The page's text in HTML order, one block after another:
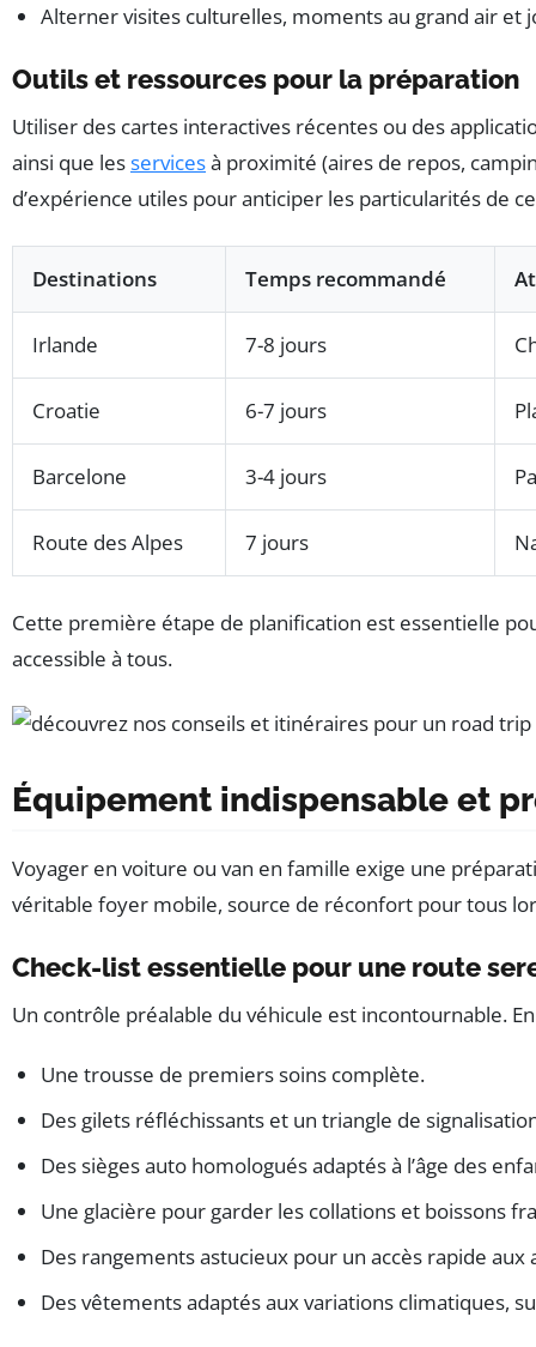
Alterner visites culturelles, moments au grand air et
Outils et ressources pour la préparation
Utiliser des cartes interactives récentes ou des
ainsi que lesservicesà proximité (aires de repos,
d’expérience utiles pour anticiper les particularités de
Destinations Temps recommandé
Irlande 7-8 jours
Croatie 6-7 jours
Barcelone 3-4 jours
Route des Alpes 7 jours
Cette première étape de planification est essentielle
accessible à tous.
Équipement indispensable et
Voyager en voiture ou van en famille exige une
véritable foyer mobile, source de réconfort pour tous
Check-list essentielle pour une route
Un contrôle préalable du véhicule est incontournable.
Une trousse de premiers soins complète.
Des gilets réfléchissants et un triangle de
Des sièges auto homologués adaptés à l’âge des
Une glacière pour garder les collations et boissons
Des rangements astucieux pour un accès rapide
Des vêtements adaptés aux variations climatiques,